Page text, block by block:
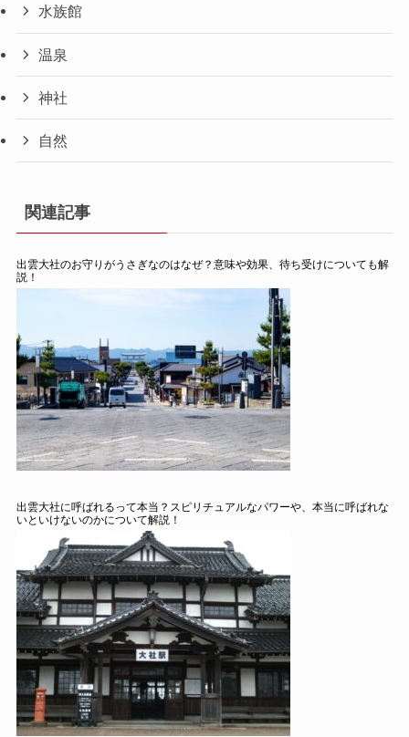
水族館
温泉
神社
自然
関連記事
出雲大社のお守りがうさぎなのはなぜ？意味や効果、待ち受けについても解
説！
出雲大社に呼ばれるって本当？スピリチュアルなパワーや、本当に呼ばれな
いといけないのかについて解説！